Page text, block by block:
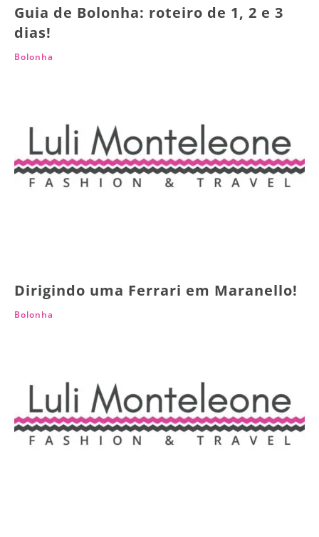
Guia de Bolonha: roteiro de 1, 2 e 3
dias!
Bolonha
Dirigindo uma Ferrari em Maranello!
Bolonha